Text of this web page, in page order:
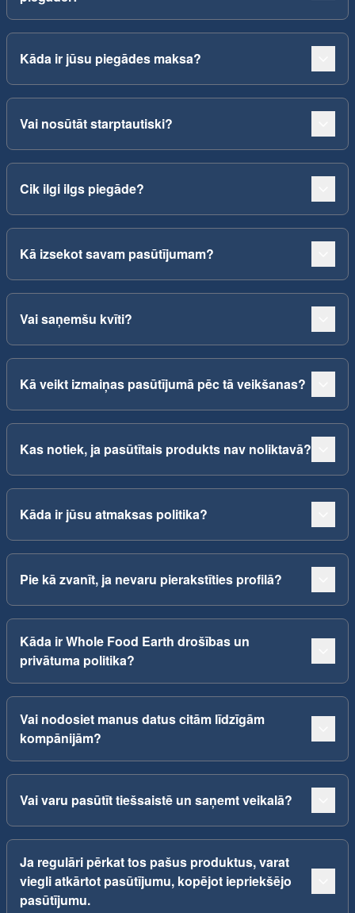
Kāda ir jūsu piegādes maksa?
Vai nosūtāt starptautiski?
Cik ilgi ilgs piegāde?
Kā izsekot savam pasūtījumam?
Vai saņemšu kvīti?
Kā veikt izmaiņas pasūtījumā pēc tā veikšanas?
Kas notiek, ja pasūtītais produkts nav noliktavā?
Kāda ir jūsu atmaksas politika?
Pie kā zvanīt, ja nevaru pierakstīties profilā?
Kāda ir Whole Food Earth drošības un
privātuma politika?
Vai nodosiet manus datus citām līdzīgām
kompānijām?
Vai varu pasūtīt tiešsaistē un saņemt veikalā?
Ja regulāri pērkat tos pašus produktus, varat
viegli atkārtot pasūtījumu, kopējot iepriekšējo
pasūtījumu.